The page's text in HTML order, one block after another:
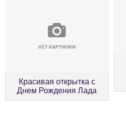
Красивая открытка с
Днем Рождения Лада